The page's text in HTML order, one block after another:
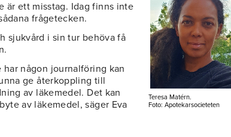
Teresa Matérn.
Foto: Apotekarsocieteten
är ett misstag. Idag finns inte
frågetecken.
sjukvård i sin tur behöva få
någon journalföring kan
ge återkoppling till
av läkemedel. Det kan
av läkemedel, säger Eva